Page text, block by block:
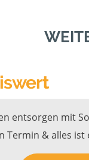
entsorgen mit
Termin & alles ist